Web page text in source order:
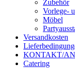
Zubehör
Vorlege-
Möbel
Versandkosten
KONTAKT/
Catering